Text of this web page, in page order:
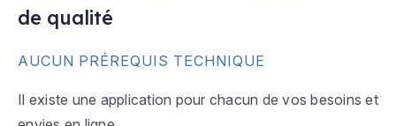
de qualité
AUCUN PRÉREQUIS TECHNIQUE
Il existe une application pour chacun de vos besoins et